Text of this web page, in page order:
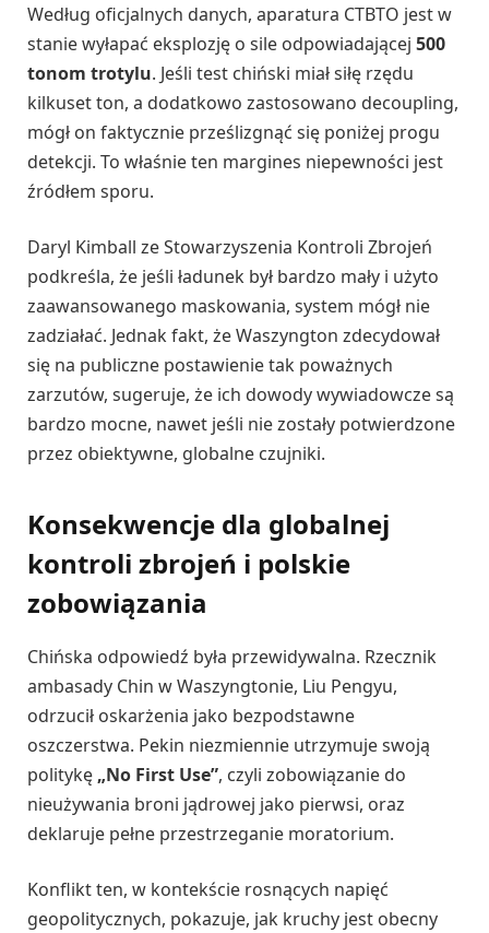
Według oficjalnych danych, aparatura CTBTO jest w
stanie wyłapać eksplozję o sile odpowiadającej 500
tonom trotylu. Jeśli test chiński miał siłę rzędu
kilkuset ton, a dodatkowo zastosowano decoupling,
mógł on faktycznie prześlizgnąć się poniżej progu
detekcji. To właśnie ten margines niepewności jest
źródłem sporu.
Daryl Kimball ze Stowarzyszenia Kontroli Zbrojeń
podkreśla, że jeśli ładunek był bardzo mały i użyto
zaawansowanego maskowania, system mógł nie
zadziałać. Jednak fakt, że Waszyngton zdecydował
się na publiczne postawienie tak poważnych
zarzutów, sugeruje, że ich dowody wywiadowcze są
bardzo mocne, nawet jeśli nie zostały potwierdzone
przez obiektywne, globalne czujniki.
Konsekwencje dla globalnej
kontroli zbrojeń i polskie
zobowiązania
Chińska odpowiedź była przewidywalna. Rzecznik
ambasady Chin w Waszyngtonie, Liu Pengyu,
odrzucił oskarżenia jako bezpodstawne
oszczerstwa. Pekin niezmiennie utrzymuje swoją
politykę „No First Use”, czyli zobowiązanie do
nieużywania broni jądrowej jako pierwsi, oraz
deklaruje pełne przestrzeganie moratorium.
Konflikt ten, w kontekście rosnących napięć
geopolitycznych, pokazuje, jak kruchy jest obecny